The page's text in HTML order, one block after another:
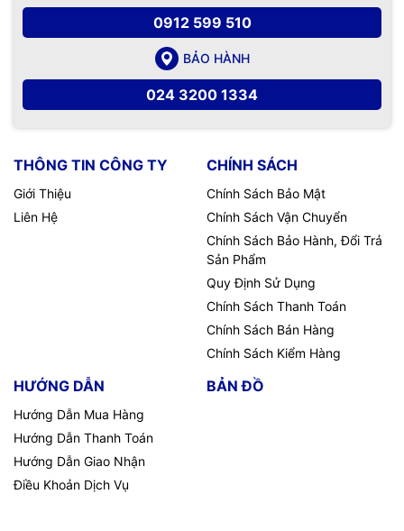
0912 599 510
BẢO HÀNH
024 3200 1334
THÔNG TIN CÔNG TY
Giới Thiệu
Liên Hệ
CHÍNH SÁCH
Chính Sách Bảo Mật
Chính Sách Vận Chuyển
Chính Sách Bảo Hành, Đổi Trả
Sản Phẩm
Quy Định Sử Dụng
Chính Sách Thanh Toán
Chính Sách Bán Hàng
Chính Sách Kiểm Hàng
HƯỚNG DẪN
Hướng Dẫn Mua Hàng
Hướng Dẫn Thanh Toán
Hướng Dẫn Giao Nhận
Điều Khoản Dịch Vụ
BẢN ĐỒ